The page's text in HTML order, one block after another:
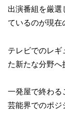
出演番組を厳選
ているのが現在
テレビでのレギ
た新たな分野へ
一発屋で終わる
芸能界でのポジ